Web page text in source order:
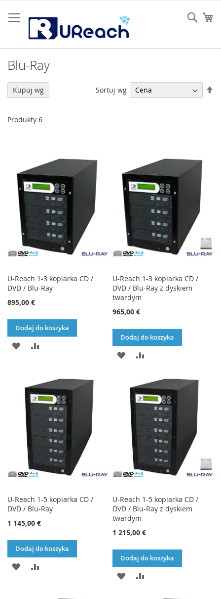
do
treści
Blu-Ray
Produkty 6
Sortuj wg
U-Reach 1-3 kopiarka CD /
DVD / Blu-Ray
895,00 €
Dodaj do koszyka
DODAJ
ŻYCZEŃ
U-Reach 1-3 kopiarka CD /
DVD / Blu-Ray z dyskiem
twardym
965,00 €
Dodaj do koszyka
DODAJ
LISTY
ŻYCZEŃ
U-Reach 1-5 kopiarka CD /
DVD / Blu-Ray
1 145,00 €
Dodaj do koszyka
DODAJ
U-Reach 1-5 kopiarka CD /
DVD / Blu-Ray z dyskiem
twardym
1 215,00 €
Dodaj do koszyka
DODAJ
Kupuj wg